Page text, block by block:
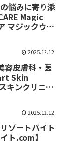
悩みに寄り添
Magic
マジックウォ
2025.12.12
容皮膚科・医
Skin
キンクリニッ
2025.12.12
ゾートバイト
ト.com】